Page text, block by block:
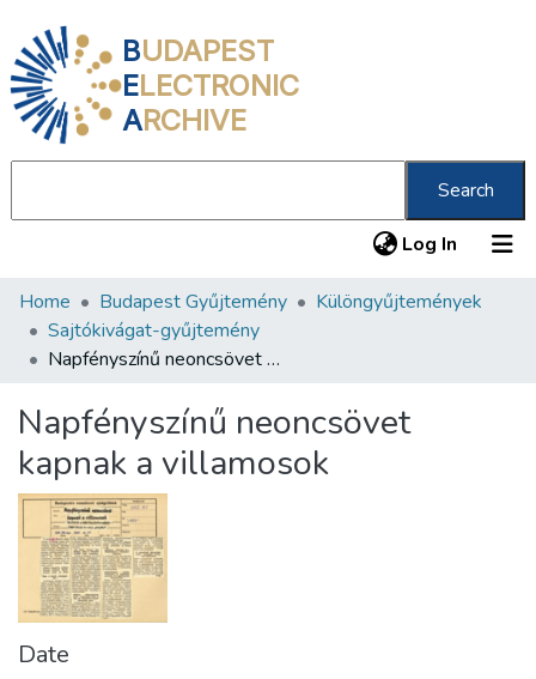
BUDAPEST
ELECTRONIC
ARCHIVE
Search
Log In (current)
Communities & Collections
All of DSpace
About us
Home Budapest Gyűjtemény
Különgyűjtemények
Sajtókivágat-gyűjtemény
Napfényszínű neoncsövet kapnak a villamosok
Napfényszínű neoncsövet
kapnak a villamosok
Date